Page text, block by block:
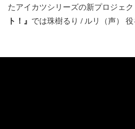
たアイカツシリーズの新プロジェク
ト！』 では珠樹るり / ルリ（声） 役